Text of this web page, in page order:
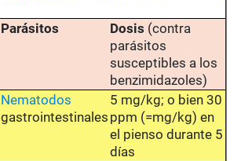
Parásitos Dosis (contra
parásitos
susceptibles a los
benzimidazoles)
Nematodos
gastrointestinales
5 mg/kg; o bien 30
ppm (=mg/kg) en
el pienso durante 5
días